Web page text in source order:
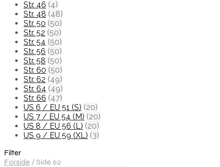
Str. 46 (4)
Str. 48 (48)
Str. 50 (50)
Str. 52 (50)
Str. 54 (50)
Str. 56 (50)
Str. 58 (50)
Str. 60 (50)
Str. 62 (49)
Str. 64 (49)
Str. 66 (47)
US 6 / EU 51 (S) (20)
US 7 / EU 54 (M) (20)
US 8 / EU 56 (L) (20)
US 9 / EU 59 (XL) (3)
Filter
Forside / Side 62